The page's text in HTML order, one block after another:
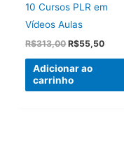
10 Cursos PLR em
Vídeos Aulas
R$313,00O
original
era:
R$313,00.
R$55,50O
Adicionar ao
carrinho